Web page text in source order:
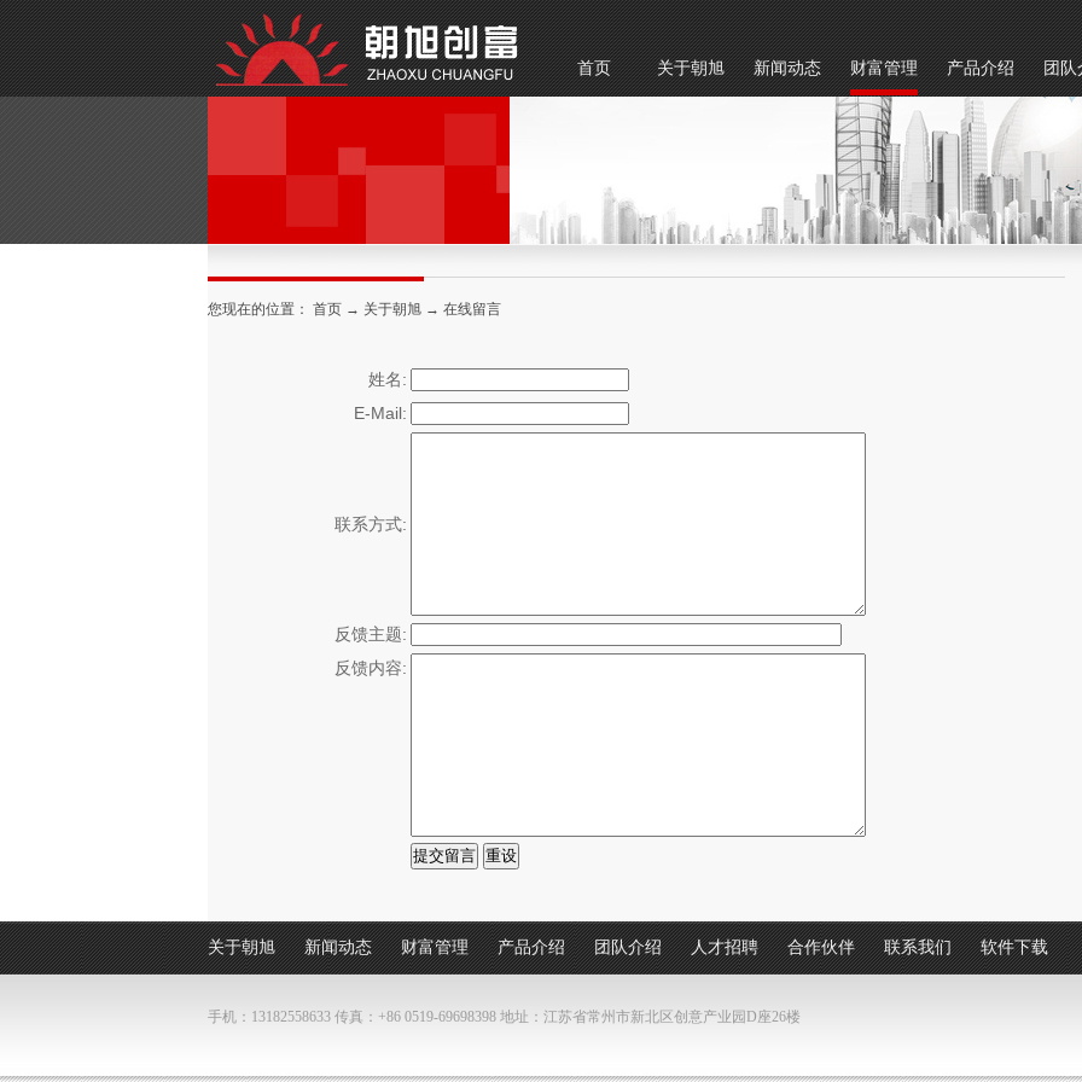
首页 关于朝旭 新闻动态 财富管理 产品介绍 团队
您现在的位置： 首页 → 关于朝旭 → 在线留言
姓名:
E-Mail:
联系方式:
反馈主题:
反馈内容:
关于朝旭 新闻动态 财富管理 产品介绍 团队介绍 人才招聘 合作伙伴 联系我们 软件下载
手机：13182558633 传真：+86 0519-69698398 地址：江苏省常州市新北区创意产业园D座26楼